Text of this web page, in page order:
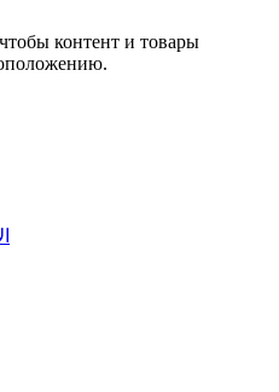
контент и товары